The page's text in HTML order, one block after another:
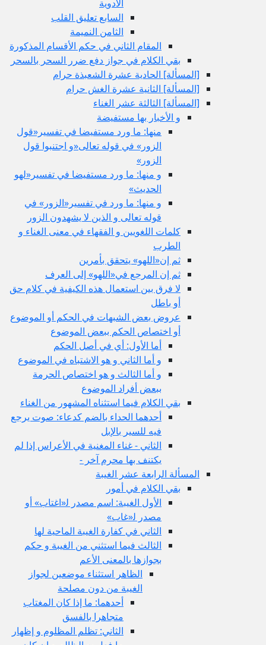
الأدوية
السابع تعليق القلب
الثامن النميمة
المقام الثاني في حكم الأقسام المذكورة
بقي الكلام في جواز دفع ضرر السحر بالسحر
[المسألة] الحادية عشرة الشعبذة حرام
[المسألة] الثانية عشرة الغش حرام
[المسألة] الثالثة عشر الغناء
و الأخبار بها مستفيضة
منها: ما ورد مستفيضا في تفسير«قول
الزور» في قوله تعالى«و اجتنبوا قول
الزور»
و منها: ما ورد مستفيضا في تفسير«لهو
الحديث»
و منها: ما ورد في تفسير«الزور» في
قوله تعالى و الذين لا يشهدون الزور
كلمات اللغويين و الفقهاء في معنى الغناء و
الطرب
ثم إن«اللهو» يتحقق بأمرين
ثم إن المرجع في«اللهو» إلى العرف
لا فرق بين استعمال هذه الكيفية في كلام حق
أو باطل
عروض بعض الشبهات في الحكم أو الموضوع
أو اختصاص الحكم ببعض الموضوع
أما الأول: أي في أصل الحكم
و أما الثاني و هو الاشتباه في الموضوع
و أما الثالث و هو اختصاص الحرمة
ببعض أفراد الموضوع
بقي الكلام فيما استثناه المشهور من الغناء
أحدهما الحداء بالضم كدعاء: صوت يرجع
فيه للسير بالإبل
الثاني - غناء المغنية في الأعراس إذا لم
يكتنف بها محرم آخر -
المسألة الرابعة عشر الغيبة
بقي الكلام في أمور
الأول الغيبة: اسم مصدر ل‍«اغتاب» أو
مصدر ل‍«غاب»
الثاني في كفارة الغيبة الماحية لها
الثالث فيما استثني من الغيبة و حكم
بجوازها بالمعنى الأعم
الظاهر استثناء موضعين لجواز
الغيبة من دون مصلحة
أحدهما: ما إذا كان المغتاب
متجاهرا بالفسق
الثاني: تظلم المظلوم و إظهار